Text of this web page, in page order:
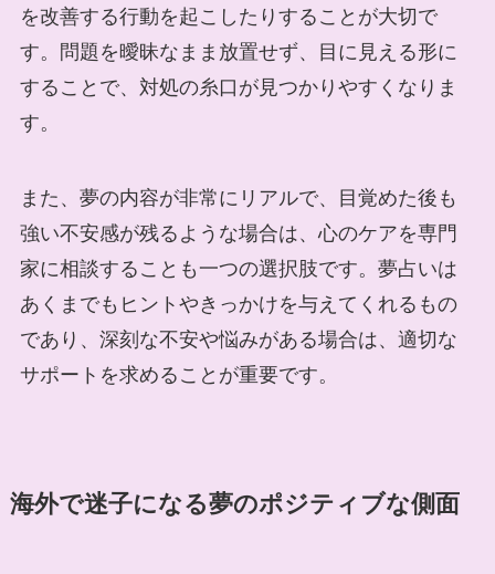
を改善する行動を起こしたりすることが大切で
す。問題を曖昧なまま放置せず、目に見える形に
することで、対処の糸口が見つかりやすくなりま
す。
また、夢の内容が非常にリアルで、目覚めた後も
強い不安感が残るような場合は、心のケアを専門
家に相談することも一つの選択肢です。夢占いは
あくまでもヒントやきっかけを与えてくれるもの
であり、深刻な不安や悩みがある場合は、適切な
サポートを求めることが重要です。
海外で迷子になる夢のポジティブな側面